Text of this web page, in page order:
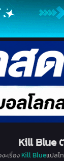
Kill Blue
ะเรื่องKill Blueแปลไ